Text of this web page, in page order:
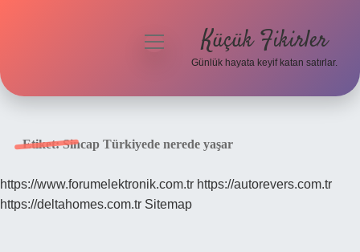
Hakkımızda
menüyü
Küçük Fikirler
Günlük hayata keyif katan satırlar.
Etiket:Sincap Türkiyede nerede yaşar
https://www.forumelektronik.com.tr https://autorevers.com.tr
https://deltahomes.com.tr Sitemap